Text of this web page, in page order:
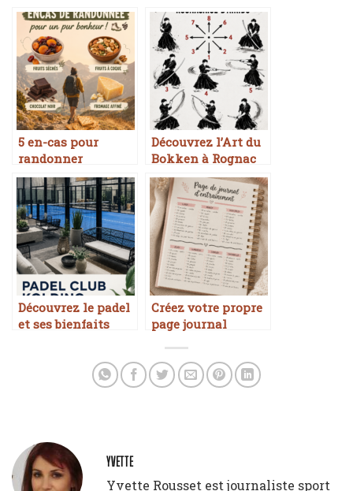
5 en-cas pour
randonner
sereinement dans
la nature
Découvrez l’Art du
Bokken à Rognac
Découvrez le padel
et ses bienfaits
Créez votre propre
page journal
YVETTE
Yvette Rousset est journaliste sport